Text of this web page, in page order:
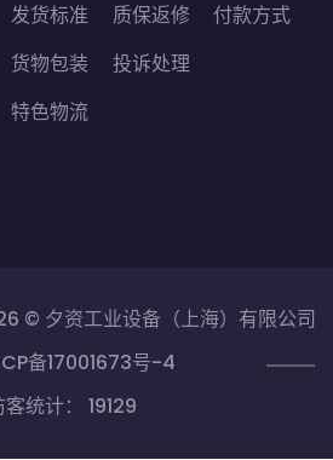
发货标准
货物包装
特色物流
质保返修
投诉处理
付款方式
© 夕资工业设备（上海）有限公司
备17001673号-4
客统计： 19129